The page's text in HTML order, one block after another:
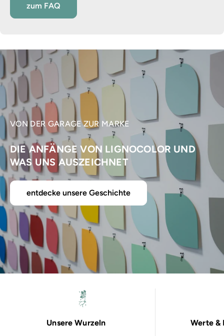
zum FAQ
VON DER GARAGE ZUR MARKE
DIE ANFÄNGE VON LIGNOCOLOR UND
WAS UNS AUSZEICHNET
entdecke unsere Geschichte
Unsere Wurzeln
Werte &